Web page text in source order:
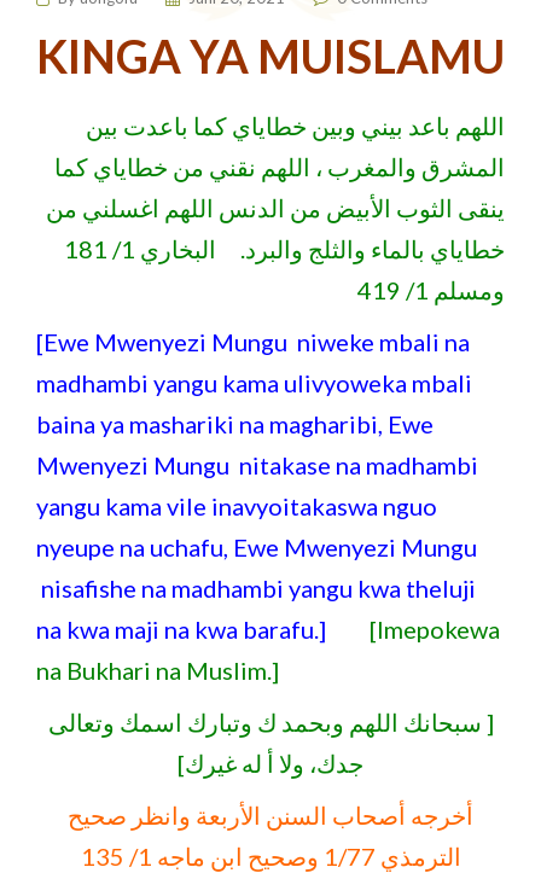
KINGA YA MUISLAMU
اللهم باعد بيني وبين خطاياي كما باعدت بين
المشرق والمغرب ، اللهم نقني من خطاياي كما
ينقى الثوب الأبيض من الدنس اللهم اغسلني من
خطاياي بالماء والثلج والبرد. البخاري 1/ 181
ومسلم 1/ 419
[Ewe Mwenyezi Mungu niweke mbali na
madhambi yangu kama ulivyoweka mbali
baina ya mashariki na magharibi, Ewe
Mwenyezi Mungu nitakase na madhambi
yangu kama vile inavyoitakaswa nguo
nyeupe na uchafu, Ewe Mwenyezi Mungu
nisafishe na madhambi yangu kwa theluji
na kwa maji na kwa barafu.]
[Imepokewa
na Bukhari na Muslim.]
[ سبحانك اللهم وبحمد ك وتبارك اسمك وتعالى
جدك، ولا أ له غيرك]
أخرجه أصحاب السنن الأربعة وانظر صحيح
الترمذي 1/77 وصحيح ابن ماجه 1/ 135